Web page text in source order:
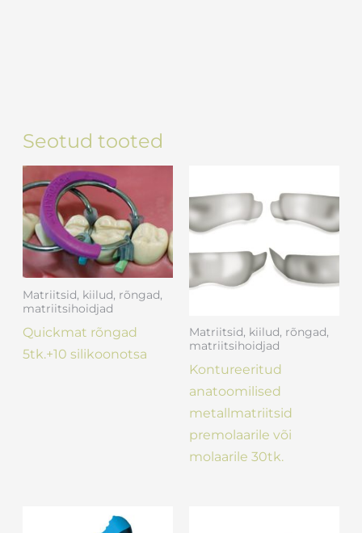
Seotud tooted
Matriitsid, kiilud, rõngad,
matriitsihoidjad
Quickmat rõngad
5tk.+10 silikoonotsa
Matriitsid, kiilud, rõngad,
matriitsihoidjad
Kontureeritud
anatoomilised
metallmatriitsid
premolaarile või
molaarile 30tk.